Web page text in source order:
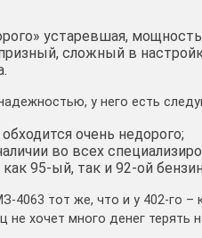
устаревшая,
сложный в
у него есть
очень недорого;
во всех
95-ый, так и 92-ой
4063 тот же, что и у 402-го –
хочет много денег терять